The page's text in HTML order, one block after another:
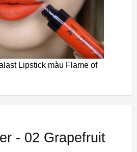
Lipstick màu Flame of
- 02 Grapefruit